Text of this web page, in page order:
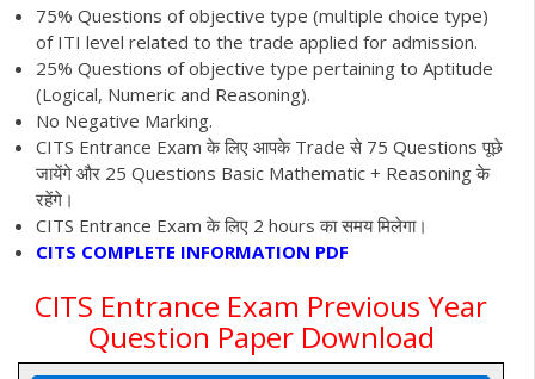
75% Questions of objective type (multiple choice type)
of ITI level related to the trade applied for admission.
25% Questions of objective type pertaining to Aptitude
(Logical, Numeric and Reasoning).
No Negative Marking.
CITS Entrance Exam के लिए आपके Trade से 75 Questions पूछे
जायेंगे और 25 Questions Basic Mathematic + Reasoning के
रहेंगे ।
CITS Entrance Exam के लिए 2 hours का समय मिलेगा।
CITS COMPLETE INFORMATION PDF
CITS Entrance Exam Previous Year
Question Paper Download